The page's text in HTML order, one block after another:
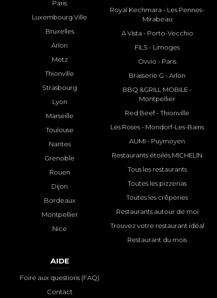
Paris
Luxembourg Ville
Bruxelles
Arlon
Metz
Thionville
Strasbourg
Lyon
Marseille
Toulouse
Nantes
Grenoble
Rouen
Dijon
Bordeaux
Montpellier
Nice
Royal Kechmara - Les Pennes-
Mirabeau
A Vista - Porto-Vecchio
FILS - Limoges
Ovvio - Paris
Brasserie G - Arlon
BBQ &GRILL MOBILE -
Montpellier
Red Beef - Thionville
Les Roses - Mondorf-Les-Bains
AUMI - Puymoyen
Restaurants étoilés MICHELIN
Tous les restaurants
Toutes les pizzerias
Toutes les crêperies
Restaurants autour de moi
Trouvez votre restaurant idéal
Restaurant du mois
AIDE
Foire aux questions (FAQ)
Contact